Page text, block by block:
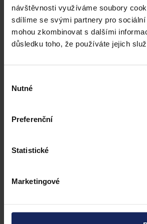
návštěvnosti využíváme soubory
sdílíme se svými partnery pro
mohou zkombinovat s dalšími
důsledku toho, že používáte jejich
souhlasu
Nutné
Preferenční
Statistické
Marketingové